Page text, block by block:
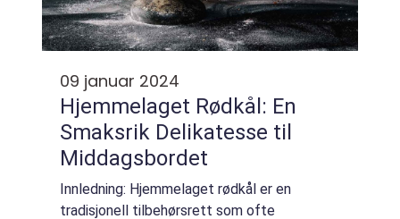
09 januar 2024
Hjemmelaget Rødkål: En
Smaksrik Delikatesse til
Middagsbordet
Innledning: Hjemmelaget rødkål er en
tradisjonell tilbehørsrett som ofte